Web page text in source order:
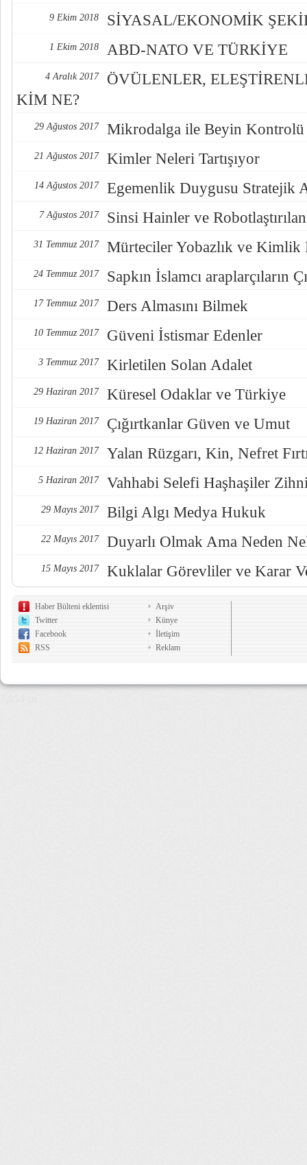
9 Ekim 2018 SİYASAL/EKONOMİK
1 Ekim 2018 ABD-NATO VE TÜRKİYE
4 Aralık 2017
ÖVÜLENLER,
KİM NE?
29 Ağustos 2017 Mikrodalga ile Beyin Kontrolü
21 Ağustos 2017 Kimler Neleri Tartışıyor
14 Ağustos 2017 Egemenlik Duygusu Stratejik
7 Ağustos 2017 Sinsi Hainler ve
31 Temmuz 2017 Mürteciler Yobazlık ve Kimlik
24 Temmuz 2017 Sapkın İslamcı araplarçıların
17 Temmuz 2017 Ders Almasını Bilmek
10 Temmuz 2017 Güveni İstismar Edenler
3 Temmuz 2017 Kirletilen Solan Adalet
29 Haziran 2017 Küresel Odaklar ve Türkiye
19 Haziran 2017 Çığırtkanlar Güven ve Umut
12 Haziran 2017 Yalan Rüzgarı, Kin, Nefret
5 Haziran 2017 Vahhabi Selefi Haşhaşiler
29 Mayıs 2017 Bilgi Algı Medya Hukuk
22 Mayıs 2017 Duyarlı Olmak Ama Neden
15 Mayıs 2017 Kuklalar Görevliler ve Karar
Haber Bülteni eklentisi
Twitter
Facebook
RSS
Arşiv
Künye
İletişim
Reklam